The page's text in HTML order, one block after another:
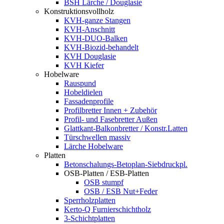
BSH Lärche / Douglasie
Konstruktionsvollholz
KVH-ganze Stangen
KVH-Anschnitt
KVH-DUO-Balken
KVH-Biozid-behandelt
KVH Douglasie
KVH Kiefer
Hobelware
Rauspund
Hobeldielen
Fassadenprofile
Profilbretter Innen + Zubehör
Profil- und Fasebretter Außen
Glattkant-Balkonbretter / Konstr.Latten
Türschwellen massiv
Lärche Hobelware
Platten
Betonschalungs-Betoplan-Siebdruckpl.
OSB-Platten / ESB-Platten
OSB stumpf
OSB / ESB Nut+Feder
Sperrholzplatten
Kerto-Q Furnierschichtholz
3-Schichtplatten